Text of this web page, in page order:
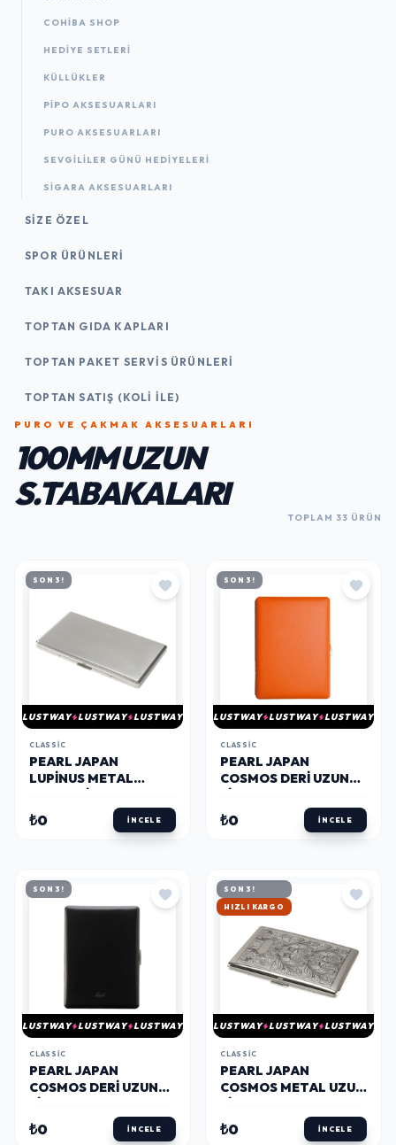
COHIBA SHOP
HEDIYE SETLERI
KÜLLÜKLER
PIPO AKSESUARLARI
PURO AKSESUARLARI
SEVGILILER GÜNÜ HEDIYELERI
SIGARA AKSESUARLARI
SIZE ÖZEL
SPOR ÜRÜNLERI
TAKI AKSESUAR
TOPTAN GIDA KAPLARI
TOPTAN PAKET SERVIS ÜRÜNLERI
TOPTAN SATIŞ (KOLI İLE)
PURO VE ÇAKMAK AKSESUARLARI
100MM UZUN
S.TABAKALARI
TOPLAM 33 ÜRÜN
SON 3!
LUSTWAY LUSTWAY LUSTWAY
CLASSIC
PEARL JAPAN
LUPINUS METAL
TABAKASI SATIN
10LUI
₺0 İNCELE
SON 3!
LUSTWAY LUSTWAY LUSTWAY
CLASSIC
PEARL JAPAN
COSMOS DERI UZUN
NOBLESSE ORANGE
9LU
₺0 İNCELE
SON 3!
LUSTWAY LUSTWAY LUSTWAY
CLASSIC
PEARL JAPAN
COSMOS DERI UZUN
DÜZ SIYAH 9LU
₺0 İNCELE
SON 3!
HIZLI KARGO
LUSTWAY LUSTWAY LUSTWAY
CLASSIC
PEARL JAPAN
COSMOS METAL UZUN
ARABESQUE 9LU
₺0 İNCELE